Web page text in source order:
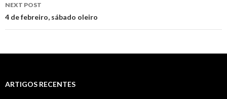
NEXT POST
4 de febreiro, sábado oleiro
ARTIGOS RECENTES